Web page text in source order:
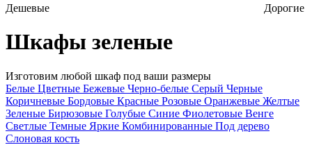
Дешевые Дорогие
Шкафы зеленые
Изготовим любой шкаф под ваши размеры
Белые Цветные Бежевые Черно-белые Серый Черные
Коричневые Бордовые Красные Розовые Оранжевые Желтые
Зеленые Бирюзовые Голубые Синие Фиолетовые Венге
Светлые Темные Яркие Комбинированные Под дерево
Слоновая кость